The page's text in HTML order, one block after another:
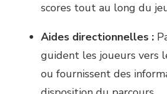
scores tout au long du
Aides directionnelles :
guident les joueurs vers
ou fournissent des